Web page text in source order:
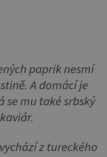
paprik nesmí
A domácí je
se mu také srbský
z tureckého